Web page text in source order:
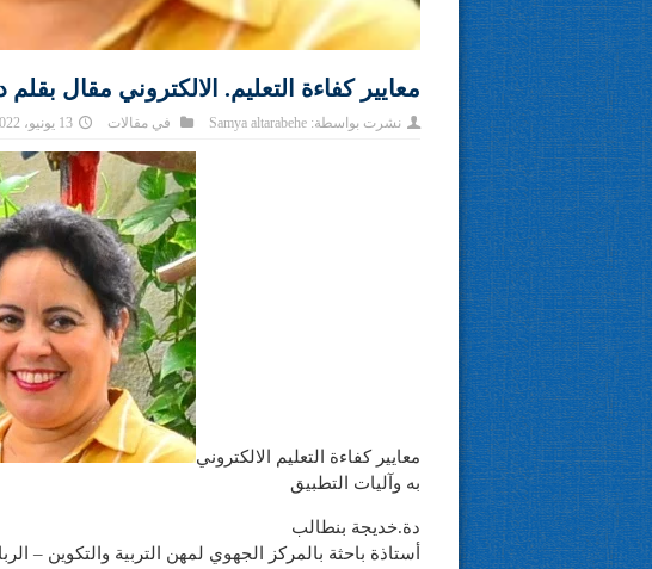
معايير كفاءة التعليم. الالكتروني مقال
نشرت بواسطة:Samya altarabehe فيمقالات 13 يونيو، 2022
معايير كفاءة التعليم الالكتروني
به وآليات التطبيق
دة.خديجة بنطالب
أستاذة باحثة بالمركز الجهوي لمهن التربية والتكوين –